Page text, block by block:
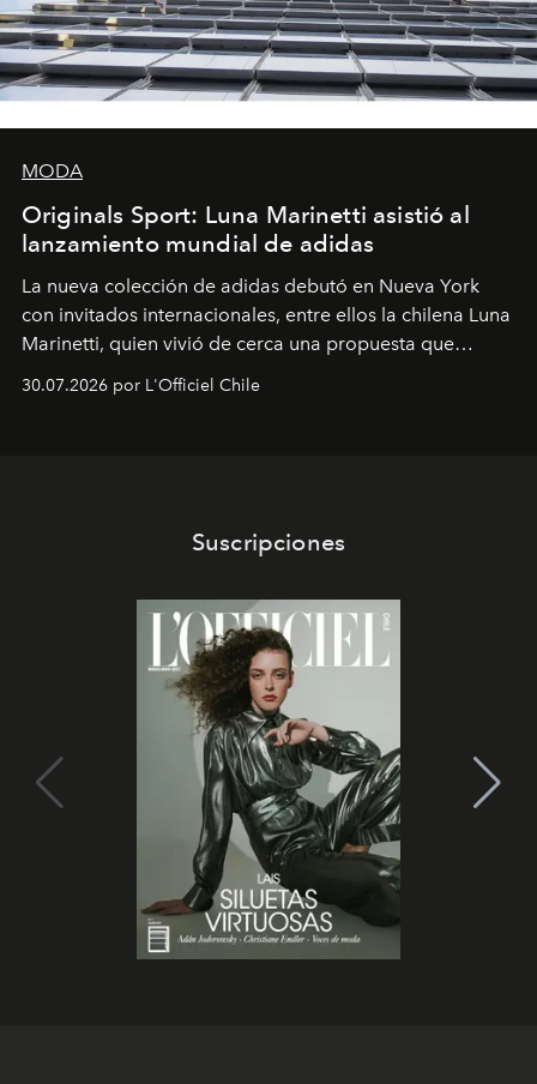
MODA
Originals Sport: Luna Marinetti asistió al
lanzamiento mundial de adidas
La nueva colección de adidas debutó en Nueva York
con invitados internacionales, entre ellos la chilena Luna
Marinetti, quien vivió de cerca una propuesta que
fusiona moda y rendimiento.
30.07.2026 por L'Officiel Chile
Suscripciones